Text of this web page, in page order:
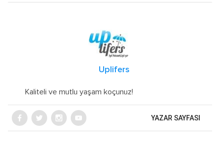
Uplifers
Kaliteli ve mutlu yaşam koçunuz!
YAZAR SAYFASI